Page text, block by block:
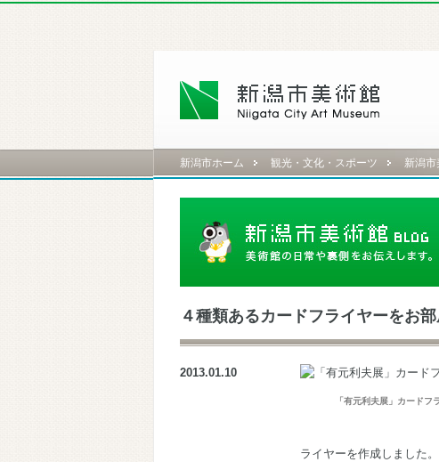
新潟市ホーム 観光・文化・スポーツ 新潟
４種類あるカードフライヤーをお
2013.01.10
「有元利夫展」カードフ
ライヤーを作成しました。